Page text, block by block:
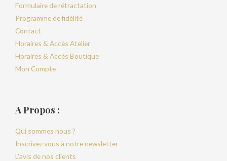
Formulaire de rétractation
Programme de fidélité
Contact
Horaires & Accès Atelier
Horaires & Accès Boutique
Mon Compte
A Propos :
Qui sommes nous ?
Inscrivez vous à notre newsletter
L'avis de nos clients